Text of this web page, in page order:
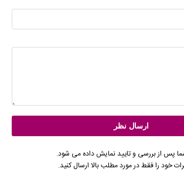
پس از بررسی و تایید نمایش داده می شود.
خود را فقط در مورد مطلب بالا ارسال کنید.